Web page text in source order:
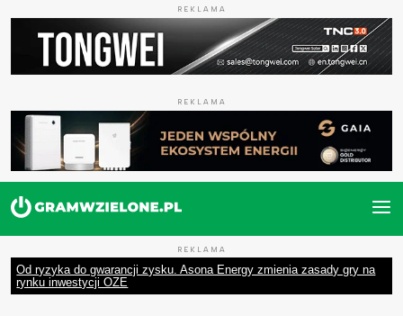
REKLAMA
REKLAMA
REKLAMA
Od ryzyka do gwarancji zysku. Asona Energy zmienia zasady gry na
rynku inwestycji OZE